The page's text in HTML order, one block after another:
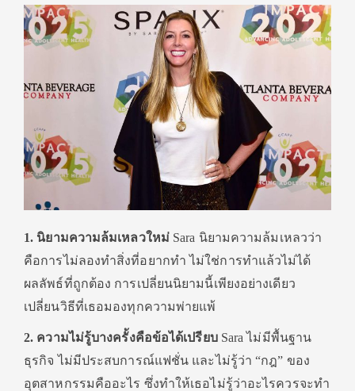
1. นิยามความล้มเหลวใหม่ Sara นิยามความล้มเหลวว่า
คือการไม่ลองทำสิ่งที่อยากทำ ไม่ใช่การทำแล้วไม่ได้
ผลลัพธ์ที่ถูกต้อง การเปลี่ยนนิยามนี้เพียงอย่างเดียว
เปลี่ยนวิธีที่เธอมองทุกความพ่ายแพ้
2. ความไม่รู้บางครั้งคือข้อได้เปรียบSara ไม่มีพื้นฐาน
ธุรกิจ ไม่มีประสบการณ์แฟชั่น และไม่รู้ว่า “กฎ” ของ
อุตสาหกรรมคืออะไร ซึ่งทำให้เธอไม่รู้ว่าอะไรควรจะทำ